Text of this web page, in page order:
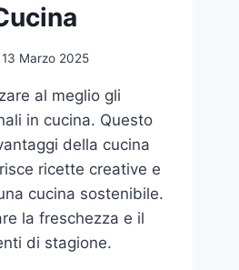
13 Marzo 2025
al meglio gli
in cucina. Questo
della cucina
ricette creative e
cucina sostenibile.
la freschezza e il
di stagione.